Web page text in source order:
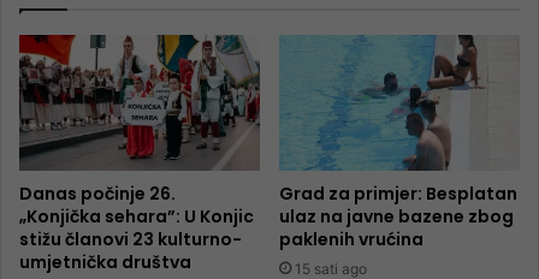
Danas počinje 26.
„Konjička sehara”: U Konjic
stižu članovi 23 kulturno-
umjetnička društva
Grad za primjer: Besplatan
ulaz na javne bazene zbog
paklenih vrućina
15 sati ago